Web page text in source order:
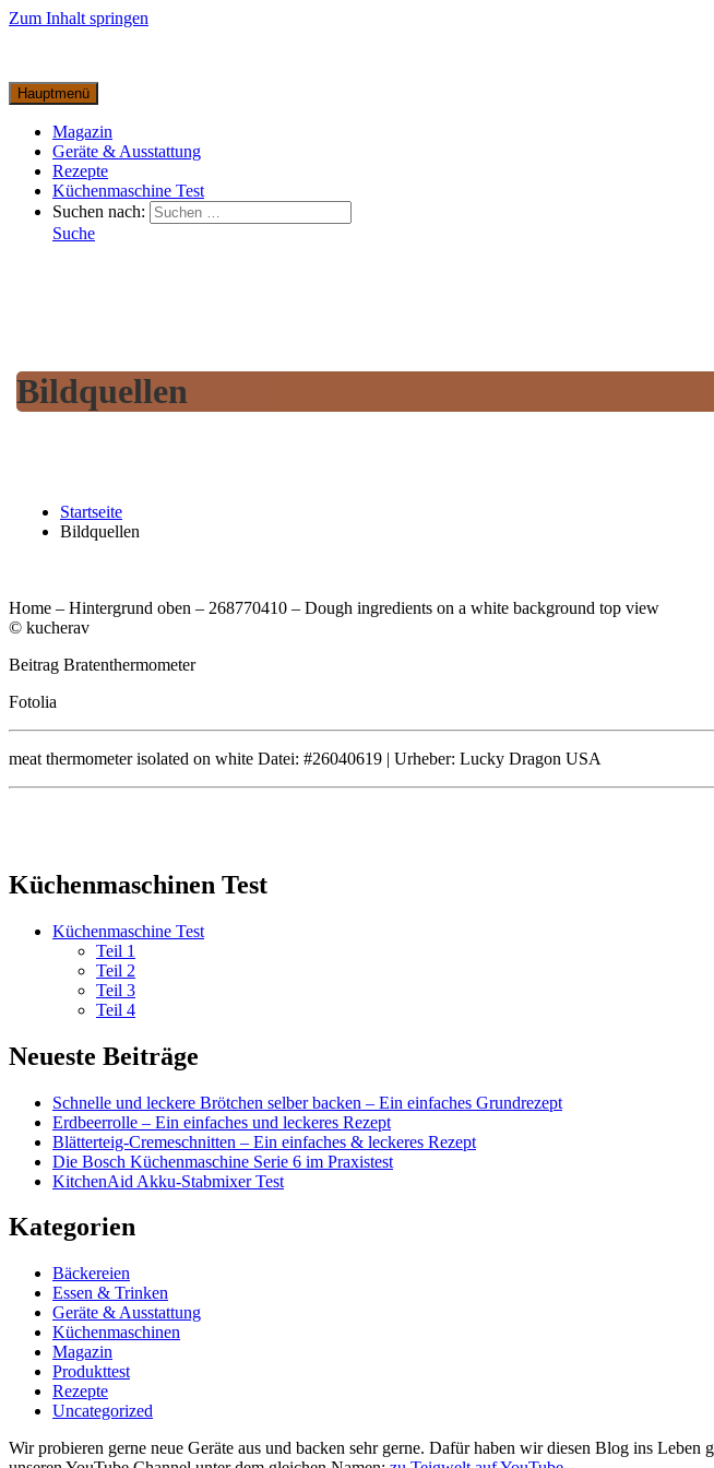
Zum Inhalt springen
Hauptmenü
Magazin
Geräte & Ausstattung
Rezepte
Küchenmaschine Test
Suchen nach:
Suche
Bildquellen
Startseite
Bildquellen
Home – Hintergrund oben – 268770410 – Dough ingredients on a white background top view
© kucherav
Beitrag Bratenthermometer
Fotolia
meat thermometer isolated on white Datei: #26040619 | Urheber: Lucky Dragon USA
Küchenmaschinen Test
Küchenmaschine Test
Teil 1
Teil 2
Teil 3
Teil 4
Neueste Beiträge
Schnelle und leckere Brötchen selber backen – Ein einfaches Grundrezept
Erdbeerrolle – Ein einfaches und leckeres Rezept
Blätterteig-Cremeschnitten – Ein einfaches & leckeres Rezept
Die Bosch Küchenmaschine Serie 6 im Praxistest
KitchenAid Akku-Stabmixer Test
Kategorien
Bäckereien
Essen & Trinken
Geräte & Ausstattung
Küchenmaschinen
Magazin
Produkttest
Rezepte
Uncategorized
Wir probieren gerne neue Geräte aus und backen sehr gerne. Dafür haben wir diesen Blog ins